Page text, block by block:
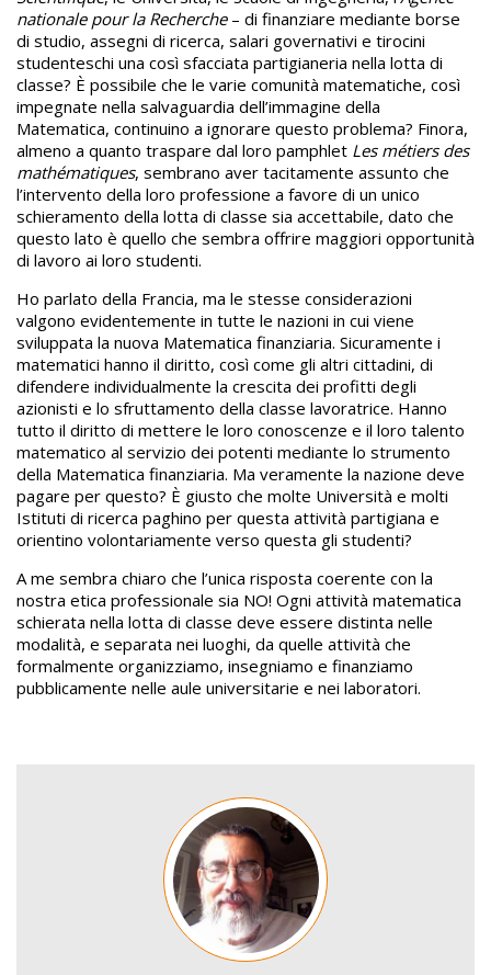
nationale pour la Recherche– di finanziare mediante borse
di studio, assegni di ricerca, salari governativi e tirocini
studenteschi una così sfacciata partigianeria nella lotta di
classe? È possibile che le varie comunità matematiche, così
impegnate nella salvaguardia dell’immagine della
Matematica, continuino a ignorare questo problema? Finora,
almeno a quanto traspare dal loro pamphlet Les métiers des
mathématiques, sembrano aver tacitamente assunto che
l’intervento della loro professione a favore di un unico
schieramento della lotta di classe sia accettabile, dato che
questo lato è quello che sembra offrire maggiori opportunità
di lavoro ai loro studenti.
Ho parlato della Francia, ma le stesse considerazioni
valgono evidentemente in tutte le nazioni in cui viene
sviluppata la nuova Matematica finanziaria. Sicuramente i
matematici hanno il diritto, così come gli altri cittadini, di
difendere individualmente la crescita dei profitti degli
azionisti e lo sfruttamento della classe lavoratrice. Hanno
tutto il diritto di mettere le loro conoscenze e il loro talento
matematico al servizio dei potenti mediante lo strumento
della Matematica finanziaria. Ma veramente la nazione deve
pagare per questo? È giusto che molte Università e molti
Istituti di ricerca paghino per questa attività partigiana e
orientino volontariamente verso questa gli studenti?
A me sembra chiaro che l’unica risposta coerente con la
nostra etica professionale sia NO! Ogni attività matematica
schierata nella lotta di classe deve essere distinta nelle
modalità, e separata nei luoghi, da quelle attività che
formalmente organizziamo, insegniamo e finanziamo
pubblicamente nelle aule universitarie e nei laboratori.